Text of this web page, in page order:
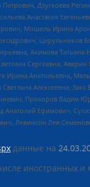
Петрович, Дзугкоева
Анастасия
Мошель Ирина
Акимова
Сергеевна,
Анатольевна,
Алексеевна,
Прохоров Вадим
Ефимович,
Левинсон Лев
данные на
иностранных и